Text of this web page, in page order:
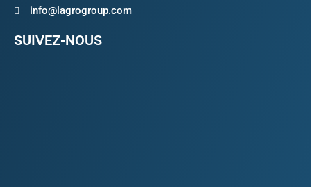
info@lagrogroup.com
SUIVEZ-NOUS